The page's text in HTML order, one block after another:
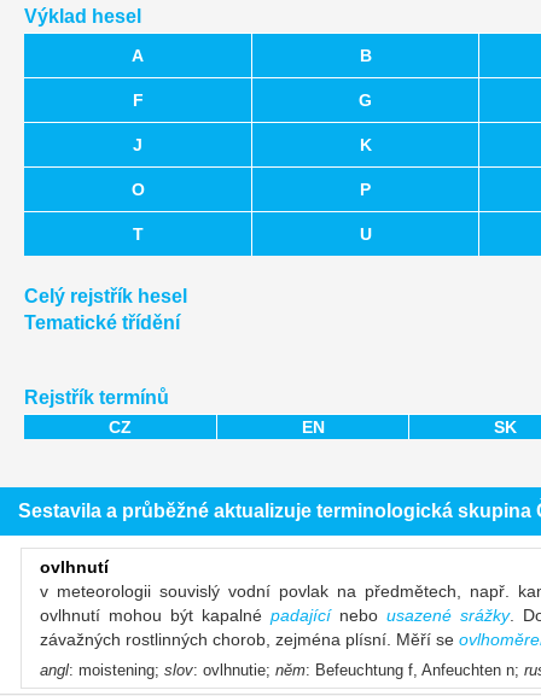
Výklad hesel
A B
F G
J K
O P
T U
Celý rejstřík hesel
Tematické třídění
Rejstřík termínů
CZ EN SK
Sestavila a průběžné aktualizuje terminologická
ovlhnutí
v meteorologii souvislý vodní povlak na předmětech, např.
ovlhnutí mohou být kapalné padajícínebo usazené srážky.
závažných rostlinných chorob, zejména plísní. Měří se
angl: moistening; slov: ovlhnutie; něm: Befeuchtung f, Anfeuchten n;